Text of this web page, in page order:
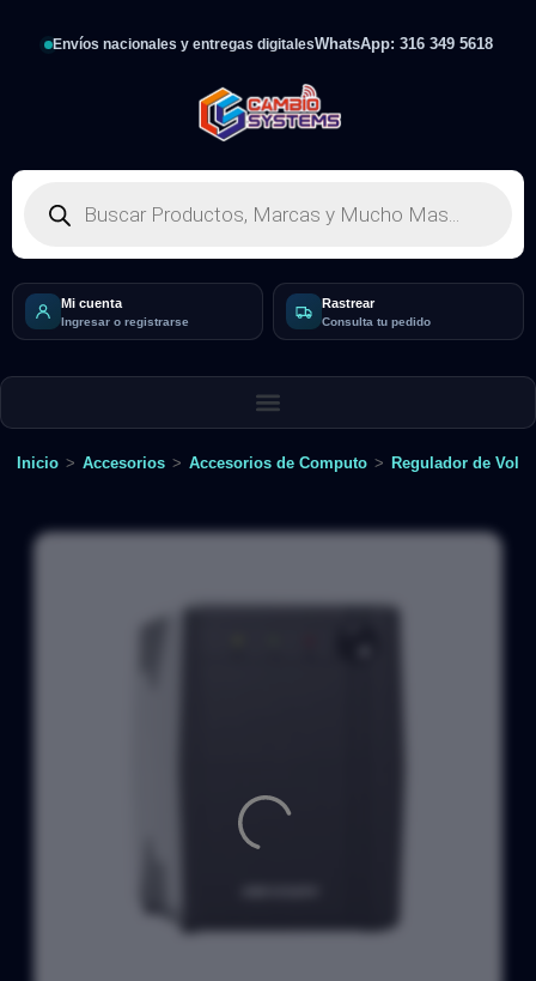
Envíos nacionales y entregas digitalesWhatsApp: 316 349 5618
Mi cuenta
Ingresar o registrarse
Rastrear
Consulta tu pedido
Inicio > Accesorios > Accesorios de Computo > Regulador de